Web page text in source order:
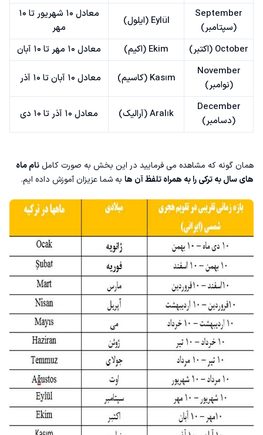
September
(سپتامبر)
Eylül (ایلول)
معادل ۱۰ شهریور تا ۱۰
مهر
October (اکتبر)
Ekim (اکیم)
معادل ۱۰ مهر تا ۱۰ آبان
November
(نوامبر)
Kasım (کاسیم) معادل ۱۰ آبان تا ۱۰ آذر
December
(دسامبر)
Aralık (آرالیک) معادل ۱۰ آذر تا ۱۰ دی
همان گونه که مشاهده می فرمایید در این بخش به صورت کامل نام ماه
های سال به ترکی را به همراه تلفظ آن ها به شما عزیزان آموزش داده ایم.